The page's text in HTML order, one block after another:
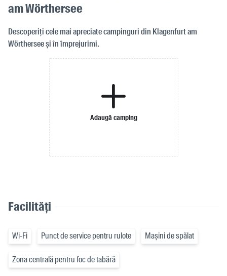
am Wörthersee
Descoperiți cele mai apreciate campinguri din Klagenfurt am
Wörthersee și în împrejurimi.
Adaugă camping
Facilități
Wi-Fi Punct de service pentru rulote Mașini de spălat
Zona centrală pentru foc de tabără